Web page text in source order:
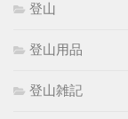
登山
登山用品
登山雑記